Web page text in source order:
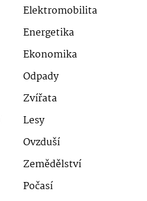
Elektromobilita
Energetika
Ekonomika
Odpady
Zvířata
Lesy
Ovzduší
Zemědělství
Počasí